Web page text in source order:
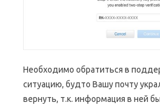
Необходимо обратиться в
ситуацию, будто Вашу почту
вернуть, т.к. информация в ней